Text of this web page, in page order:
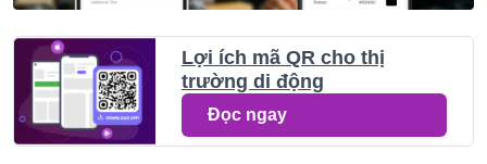
Lợi ích mã QR cho thị
trường di động
Đọc ngay